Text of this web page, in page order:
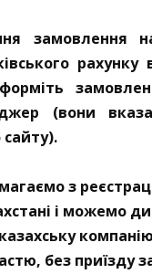
замовлення
рахунку
(вони
з
і можемо
без приїзду